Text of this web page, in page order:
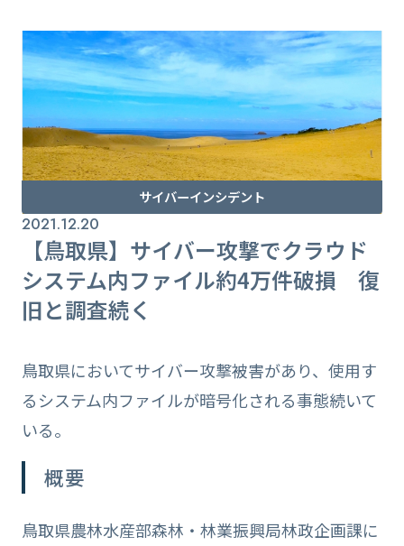
サイバーインシデント
2021.12.20
【鳥取県】サイバー攻撃でクラウド
システム内ファイル約4万件破損 復
旧と調査続く
鳥取県においてサイバー攻撃被害があり、使用す
るシステム内ファイルが暗号化される事態続いて
いる。
概要
鳥取県農林水産部森林・林業振興局林政企画課に